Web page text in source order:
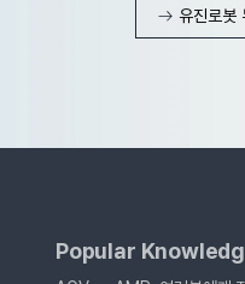
유진로봇
Popular